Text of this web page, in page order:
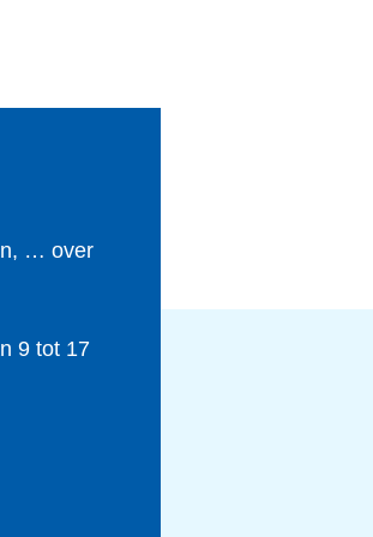
… over
9 tot 17